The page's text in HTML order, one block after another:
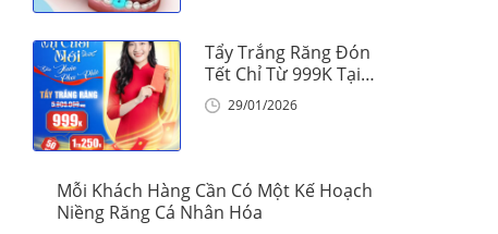
Tẩy Trắng Răng Đón
Tết Chỉ Từ 999K Tại
Nha Khoa Vinalign
29/01/2026
Mỗi Khách Hàng Cần Có Một Kế Hoạch
Niềng Răng Cá Nhân Hóa